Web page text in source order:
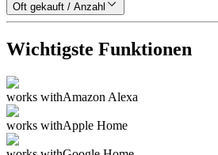
Oft gekauft / Anzahl
Wichtigste Funktionen
works withAmazon Alexa
works withApple Home